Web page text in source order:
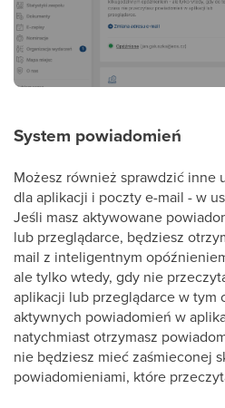
System powiadomień
Możesz również sprawdzić inne
dla aplikacji i poczty e-mail - w
Jeśli masz aktywowane
lub przeglądarce, będziesz
mail z inteligentnym
ale tylko wtedy, gdy nie
aplikacji lub przeglądarce w tym
aktywnych powiadomień w
natychmiast otrzymasz
nie będziesz mieć zaśmieconej
powiadomieniami, które